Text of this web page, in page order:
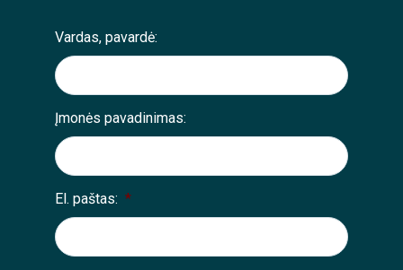
Vardas, pavardė:
Įmonės pavadinimas:
El. paštas: *